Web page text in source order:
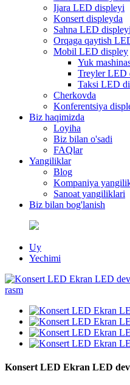
Ijara LED displeyi
Konsert displeyda
Sahna LED displeyi
Orqaga qaytish
Mobil LED displey
Yuk
Treyler LED
Taksi LED
Cherkovda
Konferentsiya
Biz haqimizda
Loyiha
Biz bilan o'sadi
FAQlar
Yangiliklar
Blog
Kompaniya
Sanoat yangiliklari
Biz bilan bog'lanish
Uy
Yechimi
Konsert LED Ekran LED